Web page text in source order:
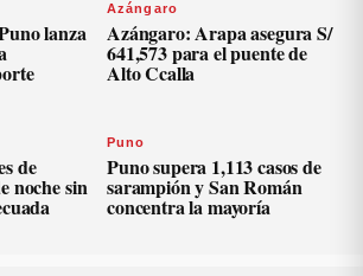
lanza
Azángaro
Azángaro: Arapa asegura S/
641,573 para el puente de
Alto Ccalla
de
noche sin
Puno
Puno supera 1,113 casos de
sarampión y San Román
concentra la mayoría